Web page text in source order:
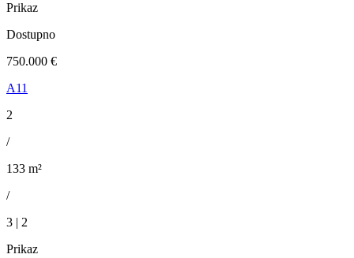
Prikaz
Dostupno
750.000 €
A11
2
/
133 m²
/
3 | 2
Prikaz